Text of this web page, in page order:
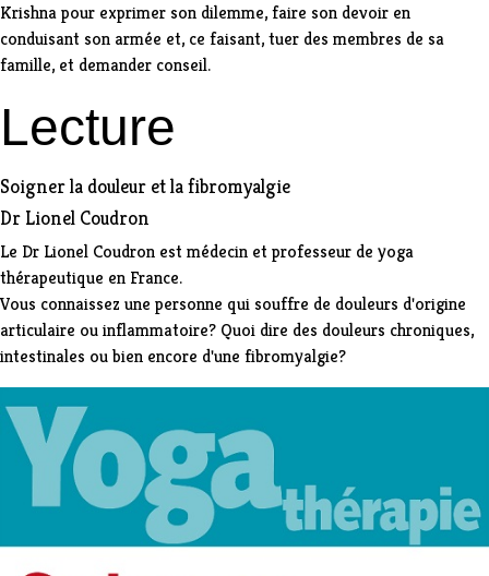
Krishna pour exprimer son dilemme, faire son devoir en
conduisant son armée et, ce faisant, tuer des membres de sa
famille, et demander conseil.
Lecture
Soigner la douleur et la fibromyalgie
Dr Lionel Coudron
Le Dr Lionel Coudron est médecin et professeur de yoga
thérapeutique en France.
Vous connaissez une personne qui souffre de douleurs d'origine
articulaire ou inflammatoire? Quoi dire des douleurs chroniques,
intestinales ou bien encore d'une fibromyalgie?